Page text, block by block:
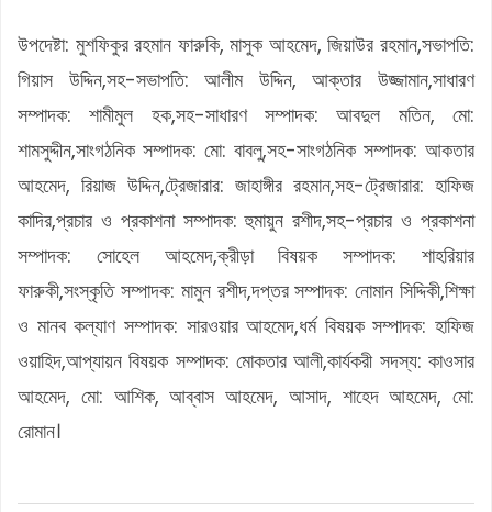
উপদেষ্টা: মুশফিকুর রহমান ফারুকি, মাসুক আহমেদ, জিয়াউর রহমান,সভাপতি:
গিয়াস উদ্দিন,সহ-সভাপতি: আলীম উদ্দিন, আক্তার উজ্জামান,সাধারণ
সম্পাদক: শামীমুল হক,সহ-সাধারণ সম্পাদক: আবদুল মতিন, মো:
শামসুদ্দীন,সাংগঠনিক সম্পাদক: মো: বাবলু,সহ-সাংগঠনিক সম্পাদক: আকতার
আহমেদ, রিয়াজ উদ্দিন,ট্রেজারার: জাহাঙ্গীর রহমান,সহ-ট্রেজারার: হাফিজ
কাদির,প্রচার ও প্রকাশনা সম্পাদক: হুমায়ুন রশীদ,সহ-প্রচার ও প্রকাশনা
সম্পাদক: সোহেল আহমেদ,ক্রীড়া বিষয়ক সম্পাদক: শাহরিয়ার
ফারুকী,সংস্কৃতি সম্পাদক: মামুন রশীদ,দপ্তর সম্পাদক: নোমান সিদ্দিকী,শিক্ষা
ও মানব কল্যাণ সম্পাদক: সারওয়ার আহমেদ,ধর্ম বিষয়ক সম্পাদক: হাফিজ
ওয়াহিদ,আপ্যায়ন বিষয়ক সম্পাদক: মোকতার আলী,কার্যকরী সদস্য: কাওসার
আহমেদ, মো: আশিক, আব্বাস আহমেদ, আসাদ, শাহেদ আহমেদ, মো:
রোমান।